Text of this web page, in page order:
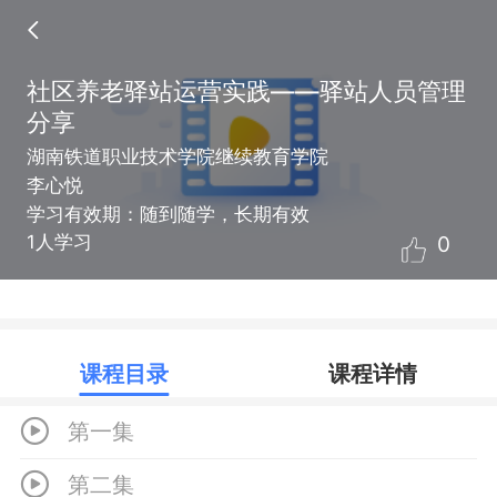
社区养老驿站运营实践——驿站人员管理
分享
湖南铁道职业技术学院继续教育学院
李心悦
学习有效期：随到随学，长期有效
1人学习
0
课程目录 课程详情
第一集
第二集